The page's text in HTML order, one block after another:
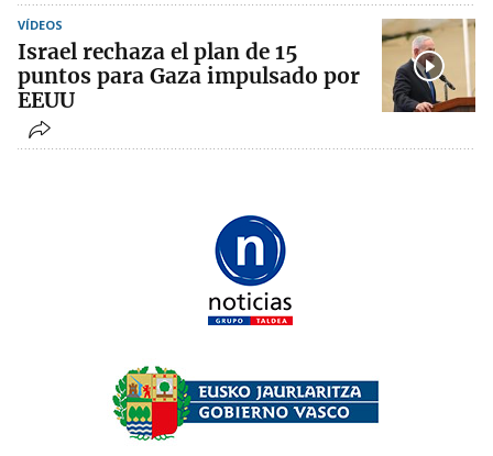
VÍDEOS
Israel rechaza el plan de 15
puntos para Gaza impulsado por
EEUU